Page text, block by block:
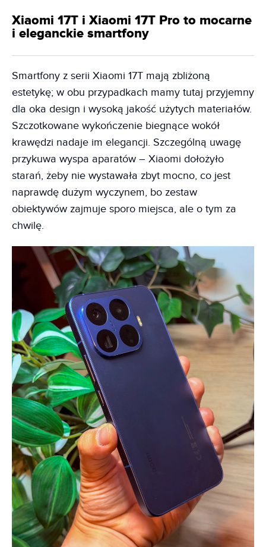
Xiaomi 17T i Xiaomi 17T Pro to mocarne
i eleganckie smartfony
Smartfony z serii Xiaomi 17T mają zbliżoną
estetykę; w obu przypadkach mamy tutaj przyjemny
dla oka design i wysoką jakość użytych materiałów.
Szczotkowane wykończenie biegnące wokół
krawędzi nadaje im elegancji. Szczególną uwagę
przykuwa wyspa aparatów – Xiaomi dołożyło
starań, żeby nie wystawała zbyt mocno, co jest
naprawdę dużym wyczynem, bo zestaw
obiektywów zajmuje sporo miejsca, ale o tym za
chwilę.